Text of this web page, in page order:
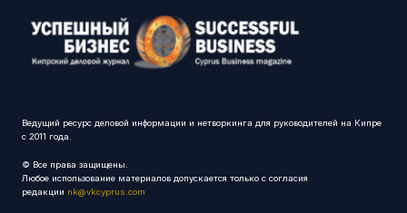
Ведущий ресурс деловой информации и нетворкинга для руководителей на Кипре
с 2011 года.
© Все права защищены.
Любое использование материалов допускается только с согласия
редакции nk@vkcyprus.com